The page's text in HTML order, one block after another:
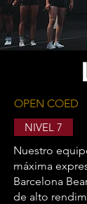
OPEN COED
NIVEL 7
Nuestro
máxima
Barcelona
de alto